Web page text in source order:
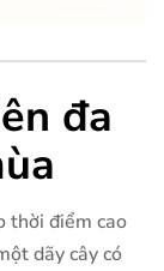
đa
thời điểm cao
dãy cây có